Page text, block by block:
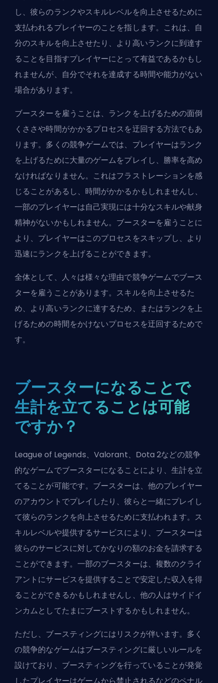
し、彼らのランクやスキルレベルを向上させるために
支払われるプレイヤーのことを指します。これは、自
分のスキルを向上させたり、より高いランクに到達す
ることを目指すプレイヤーにとって有益であるかもし
れませんが、自分でそれを達成する時間や能力がない
場合があります。
ブースターを雇うことは、ランクを上げるための面倒
くささや時間がかかるプロセスを迂回する方法でもあ
ります。多くの競争ゲームでは、プレイヤーはランク
を上げるために大量のゲームをプレイし、勝率を高め
なければなりません。これはフラストレーションを感
じることがあるし、時間がかかるかもしれませんし、
一部のプレイヤーは自己実現には十分なスキルや献身
精神がないかもしれません。ブースターを雇うことに
より、プレイヤーはこのプロセスをスキップし、より
迅速にランクを上げることができます。
全体として、人々は様々な理由で競争ゲームでブース
ターを雇うことがあります。スキルを向上させるた
め、より高いランクに達するため、またはランクを上
げるための時間をかけないプロセスを迂回するためで
す。
ブースターになることで
生計を立てることは可能
ですか？
League of Legends、Valorant、Dota 2などの競争
的なゲームでブースターになることにより、生計を立
てることが可能です。ブースターは、他のプレイヤー
のアカウントでプレイしたり、彼らと一緒にプレイし
て彼らのランクを向上させるために支払われます。ス
キルレベルや提供するサービスにより、ブースターは
彼らのサービスに対してかなりの額のお金を請求する
ことができます。一部のブースターは、複数のクライ
アントにサービスを提供することで安定した収入を得
ることができるかもしれませんし、他の人はサイドイ
ンカムとしてたまにブーストするかもしれません。
ただし、ブースティングにはリスクが伴います。多く
の競争的なゲームはブースティングに厳しいルールを
設けており、ブースティングを行っていることが発覚
したプレイヤーはゲームから禁止されるなどのペナル